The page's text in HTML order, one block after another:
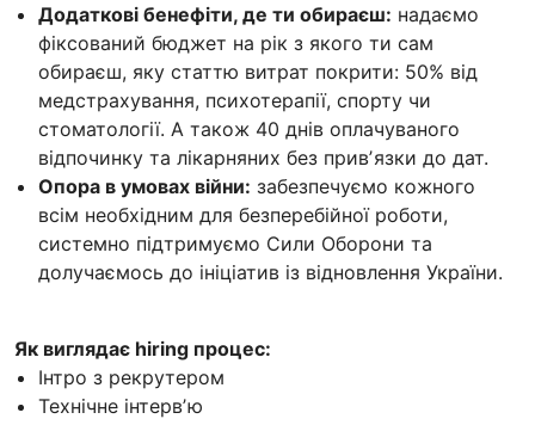
Додаткові бенефіти, де ти обираєш: надаємо
фіксований бюджет на рік з якого ти сам
обираєш, яку статтю витрат покрити: 50% від
медстрахування, психотерапії, спорту чи
стоматології. А також 40 днів оплачуваного
відпочинку та лікарняних без привʼязки до дат.
Опора в умовах війни: забезпечуємо кожного
всім необхідним для безперебійної роботи,
системно підтримуємо Сили Оборони та
долучаємось до ініціатив із відновлення України.
Як виглядає hiring процес:
Інтро з рекрутером
Технічне інтервʼю